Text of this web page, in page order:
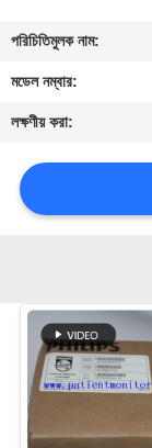
গুণমান
নিয়ন্ত্রণ
আমাদের
সাথে
একটি
উদ্ধৃতি
অনুরোধ
করুন
পরিচিতিমুলক নাম:
মডেল নম্বার:
লক্ষণীয় করা: